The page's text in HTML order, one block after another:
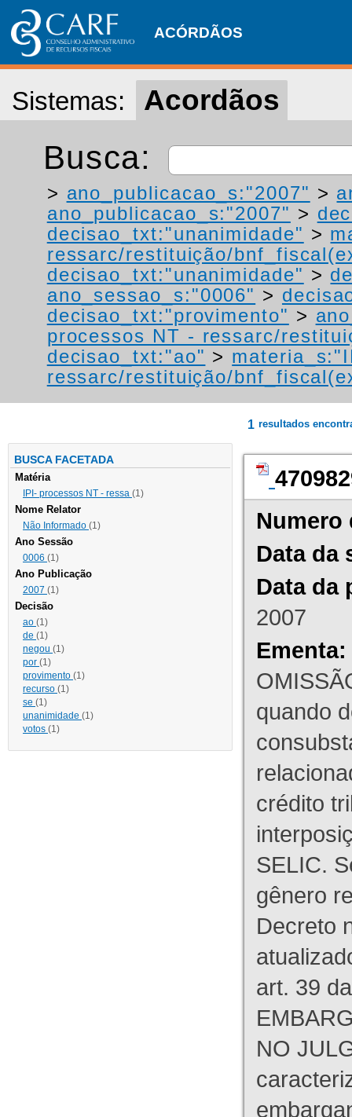
ACÓRDÃOS
Sistemas: Acordãos
Busca:
> ano_publicacao_s:"2007" >
ano_publicacao_s:"2007" >
decisao_txt:"unanimidade" >
ressarc/restituição/
decisao_txt:"unanimidade" >
ano_sessao_s:"0006" >
decisao_txt:"provimento" >
processos NT - ressarc/
decisao_txt:"ao" >
ressarc/restituição/
BUSCA FACETADA
Matéria
IPI- processos NT - ressa (1)
Nome Relator
Não Informado (1)
Ano Sessão
0006 (1)
Ano Publicação
2007 (1)
Decisão
ao (1)
de (1)
negou (1)
por (1)
provimento (1)
recurso (1)
se (1)
unanimidade (1)
votos (1)
1 resultados
Numero
Data da
Data da
2007
Ementa:
quando
crédito
SELIC.
gênero
Decreto
art. 39
NO